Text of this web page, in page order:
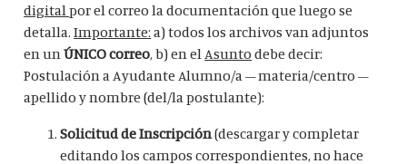
digitalpor el correo la documentación que luego se
detalla.Importante: a) todos los archivos van adjuntos
en unÚNICO correo, b) en elAsunto debe decir:
Postulación a Ayudante Alumno/a – materia/centro –
apellido y nombre (del/la postulante):
Solicitud de Inscripción(descargar y completar
editando los campos correspondientes, no hace